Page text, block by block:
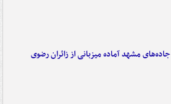
جاده‌های مشهد آماده میزبانی از زائران رضوی